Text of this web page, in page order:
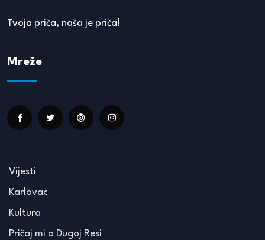
Tvoja priča, naša je priča!
Mreže
Vijesti
Karlovac
Kultura
Pričaj mi o Dugoj Resi